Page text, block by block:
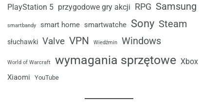
PlayStation 5 przygodowe gry akcji RPG Samsung
smartbandy smart home smartwatche Sony Steam
słuchawki Valve VPN Wiedźmin Windows
World of Warcraft wymagania sprzętowe Xbox
Xiaomi YouTube